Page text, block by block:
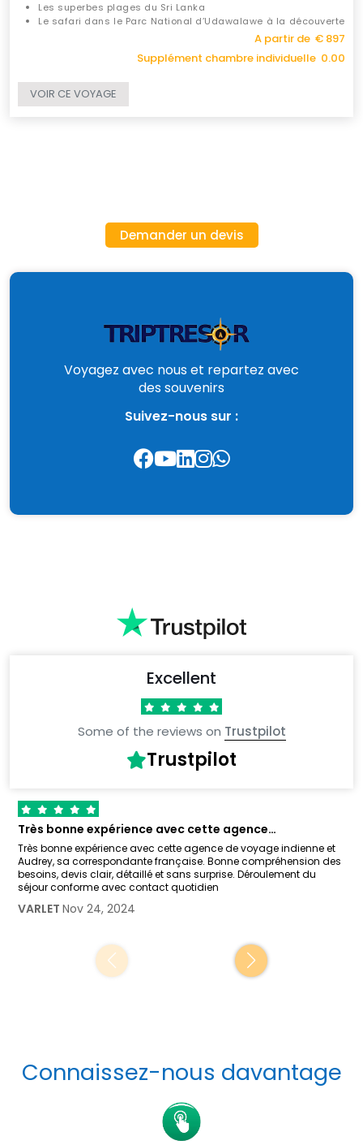
Les superbes plages du Sri Lanka
Le safari dans le Parc National d’Udawalawe à la découverte
A partir de € 897
Supplément chambre individuelle 0.00
VOIR CE VOYAGE
Demander un devis
Voyagez avec nous et repartez avec
des souvenirs
Suivez-nous sur :
Excellent
Some of the reviews on Trustpilot
Trustpilot
Très bonne expérience avec cette agence…
Très bonne expérience avec cette agence de voyage indienne et
Audrey, sa correspondante française. Bonne compréhension des
besoins, devis clair, détaillé et sans surprise. Déroulement du
séjour conforme avec contact quotidien
VARLET Nov 24, 2024
Connaissez-nous davantage